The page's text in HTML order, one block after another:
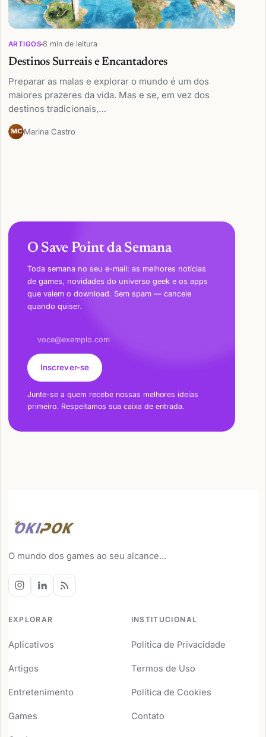
ARTIGOS 8 min de leitura
Destinos Surreais e Encantadores
Preparar as malas e explorar o mundo é um dos
maiores prazeres da vida. Mas e se, em vez dos
destinos tradicionais,…
MC Marina Castro
O Save Point da Semana
Toda semana no seu e-mail: as melhores notícias
de games, novidades do universo geek e os apps
que valem o download. Sem spam — cancele
quando quiser.
Inscrever-se
Junte-se a quem recebe nossas melhores ideias
primeiro. Respeitamos sua caixa de entrada.
O mundo dos games ao seu alcance...
EXPLORAR
Aplicativos
Artigos
Entretenimento
Games
INSTITUCIONAL
Política de Privacidade
Termos de Uso
Política de Cookies
Contato